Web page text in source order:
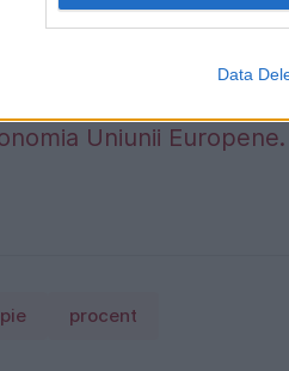
Data
în următorii ani. Ilie
la o perspectivă stabilă
Uniunii
procent